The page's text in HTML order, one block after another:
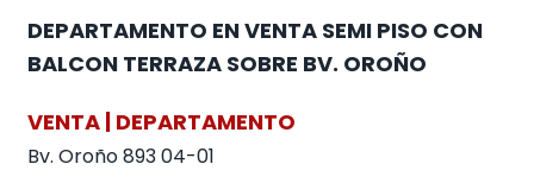
DEPARTAMENTO EN VENTA SEMI PISO CON
BALCON TERRAZA SOBRE BV. OROÑO
VENTA | DEPARTAMENTO
Bv. Oroño 893 04-01